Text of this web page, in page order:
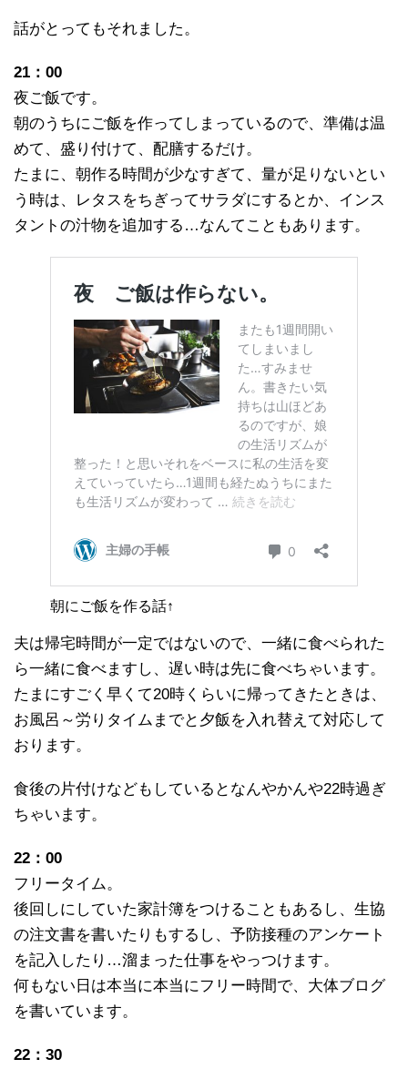
話がとってもそれました。
21：00
夜ご飯です。
朝のうちにご飯を作ってしまっているので、準備は温
めて、盛り付けて、配膳するだけ。
たまに、朝作る時間が少なすぎて、量が足りないとい
う時は、レタスをちぎってサラダにするとか、インス
タントの汁物を追加する…なんてこともあります。
朝にご飯を作る話↑
夫は帰宅時間が一定ではないので、一緒に食べられた
ら一緒に食べますし、遅い時は先に食べちゃいます。
たまにすごく早くて20時くらいに帰ってきたときは、
お風呂～労りタイムまでと夕飯を入れ替えて対応して
おります。
食後の片付けなどもしているとなんやかんや22時過ぎ
ちゃいます。
22：00
フリータイム。
後回しにしていた家計簿をつけることもあるし、生協
の注文書を書いたりもするし、予防接種のアンケート
を記入したり…溜まった仕事をやっつけます。
何もない日は本当に本当にフリー時間で、大体ブログ
を書いています。
22：30